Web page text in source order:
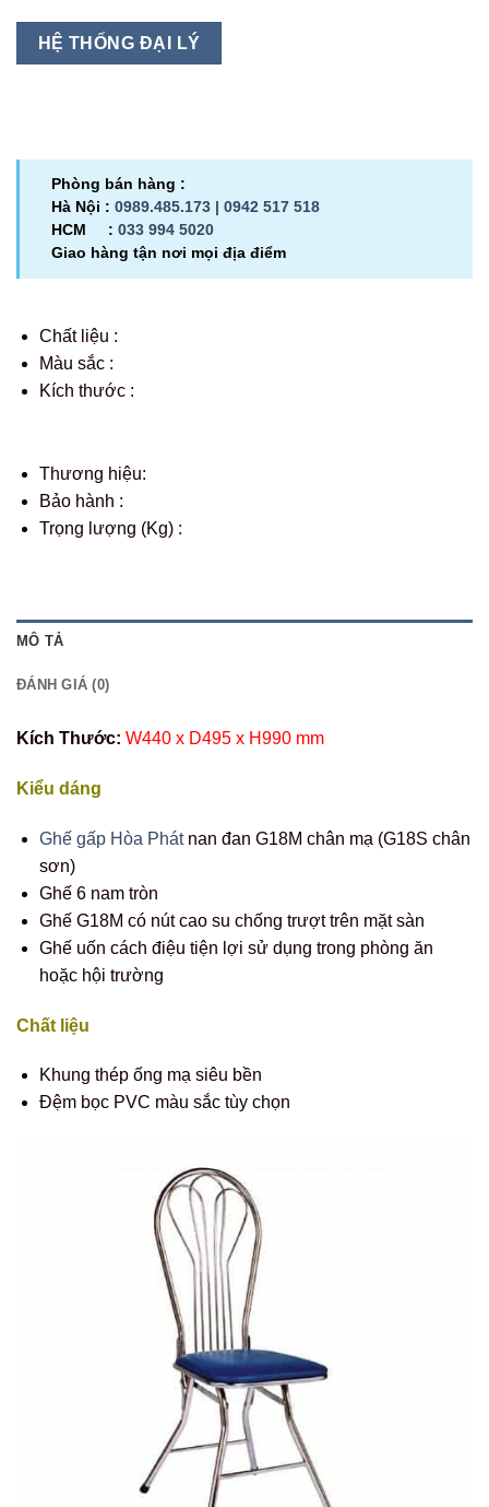
HỆ THỐNG ĐẠI LÝ
Phòng bán hàng :
Hà Nội : 0989.485.173 | 0942 517 518
HCM : 033 994 5020
Giao hàng tận nơi mọi địa điểm
Chất liệu :
Màu sắc :
Kích thước :
Thương hiệu:
Bảo hành :
Trọng lượng (Kg) :
MÔ TẢ
ĐÁNH GIÁ (0)
Kích Thước: W440 x D495 x H990 mm
Kiểu dáng
Ghế gấp Hòa Phátnan đan G18M chân mạ (G18S chân
sơn)
Ghế 6 nam tròn
Ghế G18M có nút cao su chống trượt trên mặt sàn
Ghế uốn cách điệu tiện lợi sử dụng trong phòng ăn
hoặc hội trường
Chất liệu
Khung thép ống mạ siêu bền
Đệm bọc PVC màu sắc tùy chọn